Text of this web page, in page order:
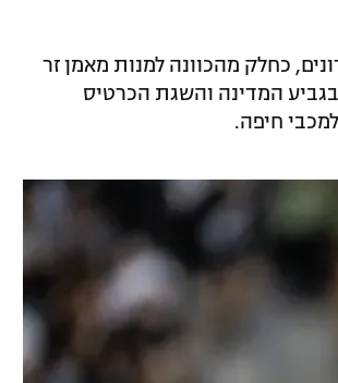
כחלק מהכוונה למנות מאמן זר
המדינה והשגת הכרטיס
חיפה.